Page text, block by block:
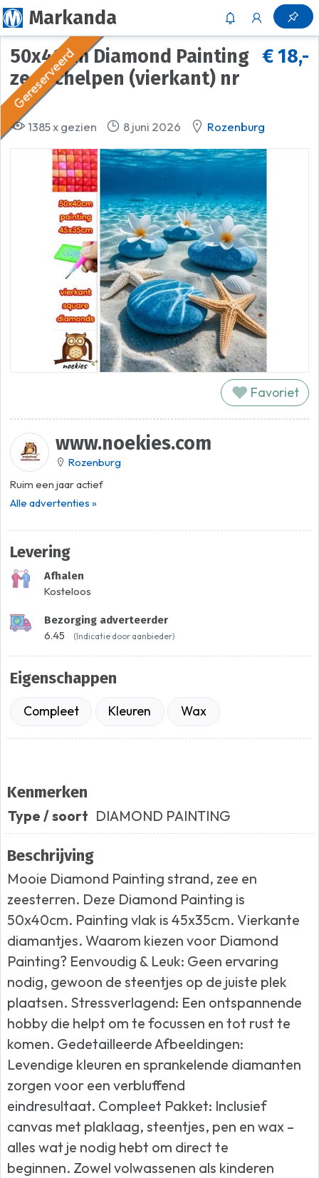
Markanda
Gereserveerd € 18,-
50x40cm Diamond Painting
zee schelpen (vierkant) nr
12
1385 x gezien 8 juni 2026 Rozenburg
Favoriet
www.noekies.com
Rozenburg
Ruim een jaar actief
Alle advertenties »
Levering
Afhalen
Kosteloos
Bezorging adverteerder
6.45 (Indicatie door aanbieder)
Eigenschappen
Compleet Kleuren Wax
Kenmerken
Type / soort DIAMOND PAINTING
Beschrijving
Mooie Diamond Painting strand, zee en
zeesterren. Deze Diamond Painting is
50x40cm. Painting vlak is 45x35cm. Vierkante
diamantjes. Waarom kiezen voor Diamond
Painting? Eenvoudig & Leuk: Geen ervaring
nodig, gewoon de steentjes op de juiste plek
plaatsen. Stressverlagend: Een ontspannende
hobby die helpt om te focussen en tot rust te
komen. Gedetailleerde Afbeeldingen:
Levendige kleuren en sprankelende diamanten
zorgen voor een verbluffend
eindresultaat. Compleet Pakket: Inclusief
canvas met plaklaag, steentjes, pen en wax –
alles wat je nodig hebt om direct te
beginnen. Zowel volwassenen als kinderen